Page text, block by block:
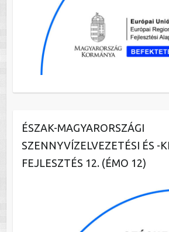
ÉSZAK-MAGYARORSZÁGI
SZENNYVÍZELVEZETÉSI ÉS -
FEJLESZTÉS 12. (ÉMO 12)